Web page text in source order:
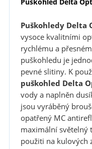
Puškohled Delta
Puškohledy Delta
vysoce kvalitními
rychlému a
puškohledu je
pevné slitiny. K
puškohled Delta
vody a naplněn
jsou vyráběný
opatřený MC
maximální světelný
použiti na kulových